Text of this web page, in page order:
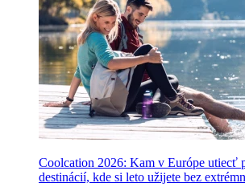
Coolcation 2026: Kam v Európe utiecť
destinácií, kde si leto užijete bez